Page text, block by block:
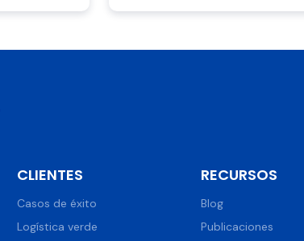
CLIENTES
Casos de éxito
Logística verde
RECURSOS
Blog
Publicaciones